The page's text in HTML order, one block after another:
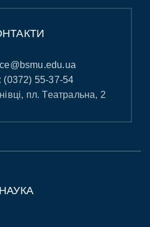
(0372) 55-37-54
пл. Театральна, 2
НАУКА